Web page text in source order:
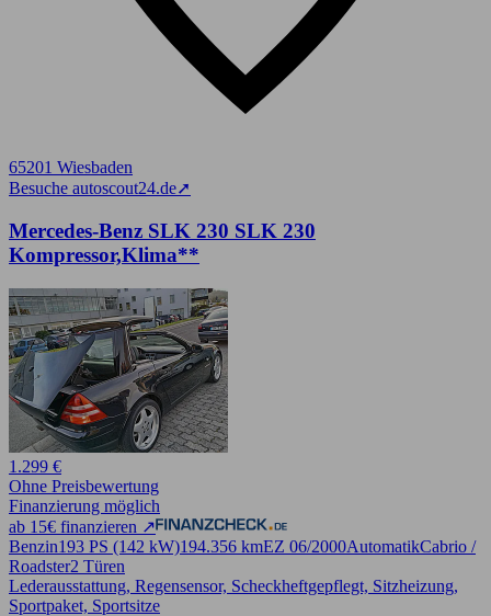
65201 Wiesbaden
Besuche autoscout24.de➚
Mercedes-Benz SLK 230 SLK 230
Kompressor,Klima**
1.299 €
Ohne Preisbewertung
Finanzierung möglich
ab 15€ finanzieren ↗
Benzin193 PS (142 kW)194.356 kmEZ 06/2000AutomatikCabrio /
Roadster2 Türen
Lederausstattung, Regensensor, Scheckheftgepflegt, Sitzheizung,
Sportpaket, Sportsitze